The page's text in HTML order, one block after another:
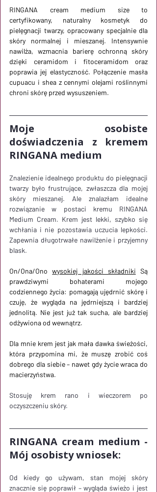
RINGANA cream medium size to
certyfikowany, naturalny kosmetyk do
pielęgnacji twarzy, opracowany specjalnie dla
skóry normalnej i mieszanej. Intensywnie
nawilża, wzmacnia barierę ochronną skóry
dzięki ceramidom i fitoceramidom oraz
poprawia jej elastyczność. Połączenie masła
cupuacu i shea z cennymi olejami roślinnymi
chroni skórę przed wysuszeniem.
Moje osobiste
doświadczenia z kremem
RINGANA medium
Znalezienie idealnego produktu do pielęgnacji
twarzy było frustrujące, zwłaszcza dla mojej
skóry mieszanej. Ale znalazłam idealne
rozwiązanie w postaci kremu RINGANA
Medium Cream. Krem jest lekki, szybko się
wchłania i nie pozostawia uczucia lepkości.
Zapewnia długotrwałe nawilżenie i przyjemny
blask.
On/Ona/Ono wysokiej jakości składniki Są
prawdziwymi bohaterami mojego
codziennego życia: pomagają ujędrnić skórę i
czuję, że wygląda na jędrniejszą i bardziej
jednolitą. Nie jest już tak sucha, ale bardziej
odżywiona od wewnątrz.
Dla mnie krem jest jak mała dawka świeżości,
która przypomina mi, że muszę zrobić coś
dobrego dla siebie – nawet gdy życie wraca do
macierzyństwa.
Stosuję krem rano i wieczorem po
oczyszczeniu skóry.
RINGANA cream medium -
Mój osobisty wniosek:
Od kiedy go używam, stan mojej skóry
znacznie się poprawił – wygląda świeżo i jest